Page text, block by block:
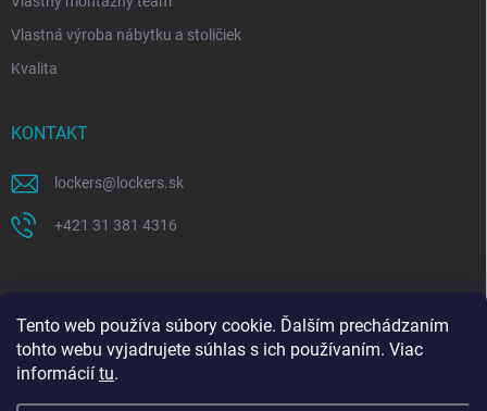
Tento web používa súbory cookie. Ďalším prechádzaním
tohto webu vyjadrujete súhlas s ich používaním. Viac
informácií tu.
Vlastná výroba nábytku a stoličiek
Kvalita
KONTAKT
lockers@ lockers.sk
+421 31 381 4316